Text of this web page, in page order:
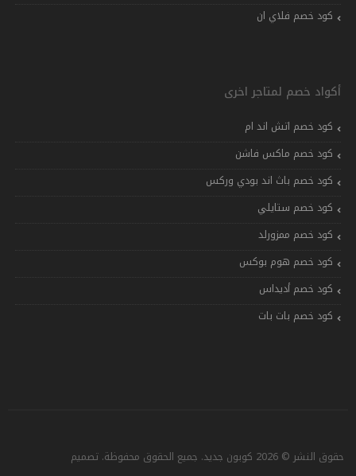
كود خصم فلاي ان
أكواد خصم لمتاجر اخرى
كود خصم اتش اند ام
كود خصم ماكس فاشن
كود خصم باث اند بودي وركس
كود خصم ستايلي
كود خصم ممزورلد
كود خصم هوم بوكس
كود خصم أديداس
كود خصم بات بات
حقوق النشر © 2026 كوبون جديد. جميع الحقوق محفوظة. تصميم